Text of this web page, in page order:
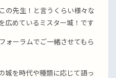
の先生！と言うくらい様々な
広めているミスター城！です
ォーラムでご一緒させてもら
城を時代や種類に応じて語っ